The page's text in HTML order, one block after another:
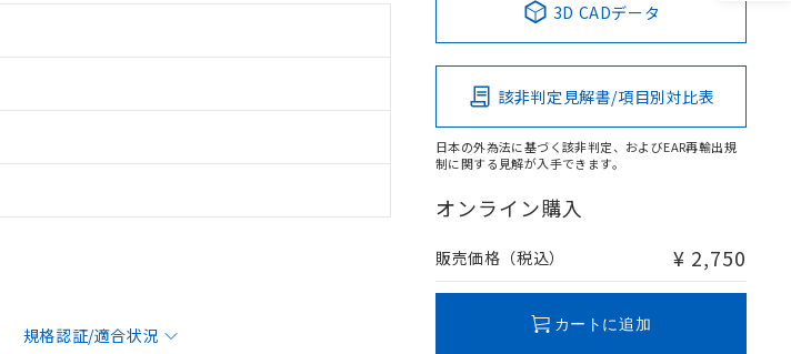
規格認証/適合状況
3D CADデータ
該非判定見解書/項目別対比表
日本の外為法に基づく該非判定、およびEAR再輸出規
制に関する見解が入手できます。
オンライン購入
販売価格（税込） ¥ 2,750
カートに追加